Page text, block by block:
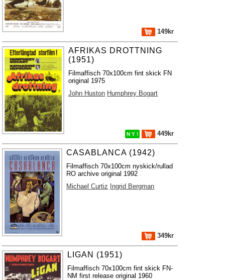
149kr
AFRIKAS DROTTNING
(1951)
Filmaffisch 70x100cm fint skick FN
original 1975
John Huston Humphrey Bogart
N Y ! 449kr
CASABLANCA (1942)
Filmaffisch 70x100cm nyskick/rullad
RO archive original 1992
Michael Curtiz Ingrid Bergman
349kr
LIGAN (1951)
Filmaffisch 70x100cm fint skick FN-
NM first release original 1960